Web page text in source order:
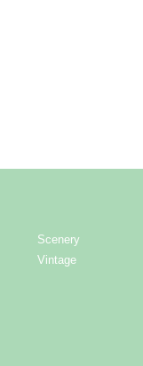
Scenery
Vintage